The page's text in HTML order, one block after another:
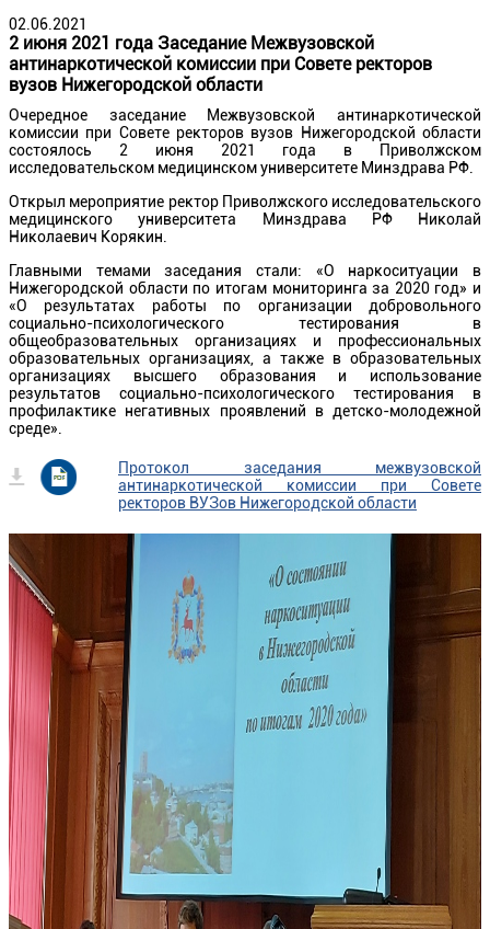
02.06.2021
2 июня 2021 года Заседание Межвузовской
антинаркотической комиссии при Совете ректоров
вузов Нижегородской области
Очередное заседание Межвузовской антинаркотической
комиссии при Совете ректоров вузов Нижегородской области
состоялось 2 июня 2021 года в Приволжском
исследовательском медицинском университете Минздрава РФ.
Открыл мероприятие ректор Приволжского исследовательского
медицинского университета Минздрава РФ Николай
Николаевич Корякин.
Главными темами заседания стали: «О наркоситуации в
Нижегородской области по итогам мониторинга за 2020 год» и
«О результатах работы по организации добровольного
социально-психологического тестирования в
общеобразовательных организациях и профессиональных
образовательных организациях, а также в образовательных
организациях высшего образования и использование
результатов социально-психологического тестирования в
профилактике негативных проявлений в детско-молодежной
среде».
Протокол заседания межвузовской
антинаркотической комиссии при Совете
ректоров ВУЗов Нижегородской области